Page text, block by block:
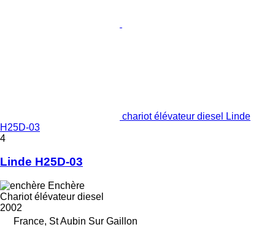
chariot élévateur diesel Linde
H25D-03
4
Linde H25D-03
Enchère
Chariot élévateur diesel
2002
France, St Aubin Sur Gaillon